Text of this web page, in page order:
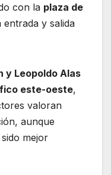
con la plaza de
entrada y salida
y Leopoldo Alas
este-oeste,
valoran
aunque
mejor